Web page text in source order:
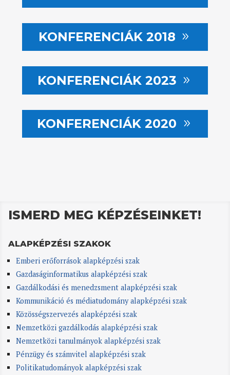
KONFERENCIÁK 2018
KONFERENCIÁK 2023
KONFERENCIÁK 2020
ISMERD MEG KÉPZÉSEINKET!
ALAPKÉPZÉSI SZAKOK
Emberi erőforrások alapképzési szak
Gazdaságinformatikus alapképzési szak
Gazdálkodási és menedzsment alapképzési szak
Kommunikáció és médiatudomány alapképzési szak
Közösségszervezés alapképzési szak
Nemzetközi gazdálkodás alapképzési szak
Nemzetközi tanulmányok alapképzési szak
Pénzügy és számvitel alapképzési szak
Politikatudományok alapképzési szak